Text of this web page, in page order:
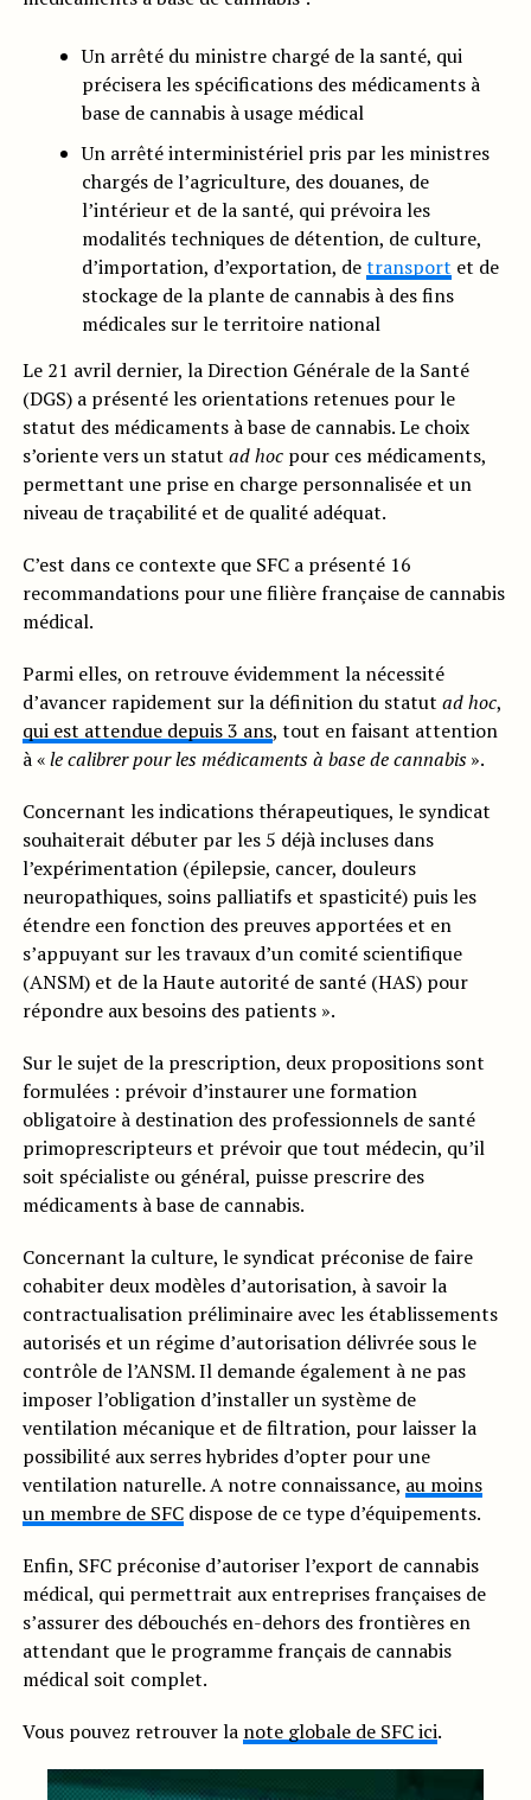
Un arrêté du ministre chargé de la santé, qui
précisera les spécifications des médicaments à
base de cannabis à usage médical
Un arrêté interministériel pris par les ministres
chargés de l’agriculture, des douanes, de
l’intérieur et de la santé, qui prévoira les
modalités techniques de détention, de culture,
d’importation, d’exportation, detransport et de
stockage de la plante de cannabis à des fins
médicales sur le territoire national
Le 21 avril dernier, la Direction Générale de la Santé
(DGS) a présenté les orientations retenues pour le
statut des médicaments à base de cannabis. Le choix
s’oriente vers un statut ad hocpour ces médicaments,
permettant une prise en charge personnalisée et un
niveau de traçabilité et de qualité adéquat.
C’est dans ce contexte que SFC a présenté 16
recommandations pour une filière française de cannabis
médical.
Parmi elles, on retrouve évidemment la nécessité
d’avancer rapidement sur la définition du statut ad hoc,
qui est attendue depuis 3 ans, tout en faisant attention
à «le calibrer pour les médicaments à base de cannabis».
Concernant les indications thérapeutiques, le syndicat
souhaiterait débuter par les 5 déjà incluses dans
l’expérimentation (épilepsie, cancer, douleurs
neuropathiques, soins palliatifs et spasticité) puis les
étendre een fonction des preuves apportées et en
s’appuyant sur les travaux d’un comité scientifique
(ANSM) et de la Haute autorité de santé (HAS) pour
répondre aux besoins des patients ».
Sur le sujet de la prescription, deux propositions sont
formulées : prévoir d’instaurer une formation
obligatoire à destination des professionnels de santé
primoprescripteurs et prévoir que tout médecin, qu’il
soit spécialiste ou général, puisse prescrire des
médicaments à base de cannabis.
Concernant la culture, le syndicat préconise de faire
cohabiter deux modèles d’autorisation, à savoir la
contractualisation préliminaire avec les établissements
autorisés et un régime d’autorisation délivrée sous le
contrôle de l’ANSM. Il demande également à ne pas
imposer l’obligation d’installer un système de
ventilation mécanique et de filtration, pour laisser la
possibilité aux serres hybrides d’opter pour une
ventilation naturelle. A notre connaissance, au moins
un membre de SFCdispose de ce type d’équipements.
Enfin, SFC préconise d’autoriser l’export de cannabis
médical, qui permettrait aux entreprises françaises de
s’assurer des débouchés en-dehors des frontières en
attendant que le programme français de cannabis
médical soit complet.
Vous pouvez retrouver la note globale de SFC ici.